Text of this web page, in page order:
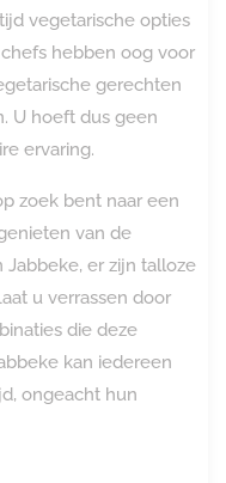
vegetarische opties
hebben oog voor
gerechten
U hoeft dus geen
ervaring.
zoek bent naar een
van de
er zijn talloze
u verrassen door
die deze
kan iedereen
ongeacht hun